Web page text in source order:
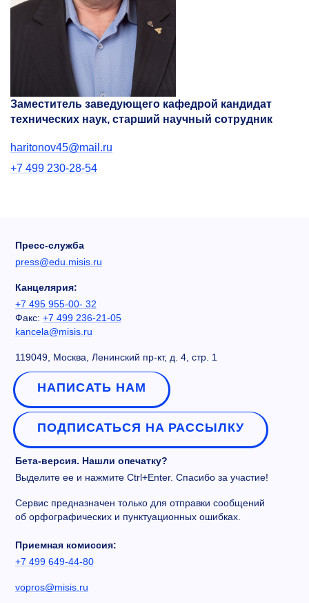
Заместитель заведующего кафедрой кандидат
технических наук, старший научный сотрудник
haritonov45@mail.ru
+7 499 230-28-54
Пресс-служба
press@edu.misis.ru
Канцелярия:
+7 495 955-00- 32
Факс: +7 499 236-21-05
kancela@misis.ru
119049, Москва, Ленинский пр-кт, д. 4, стр. 1
НАПИСАТЬ НАМ
ПОДПИСАТЬСЯ НА РАССЫЛКУ
Бета-версия. Нашли опечатку?
Выделите ее и нажмите Ctrl+Enter. Спасибо за участие!
Сервис предназначен только для отправки сообщений
об орфографических и пунктуационных ошибках.
Приемная комиссия:
+7 499 649-44-80
vopros@misis.ru